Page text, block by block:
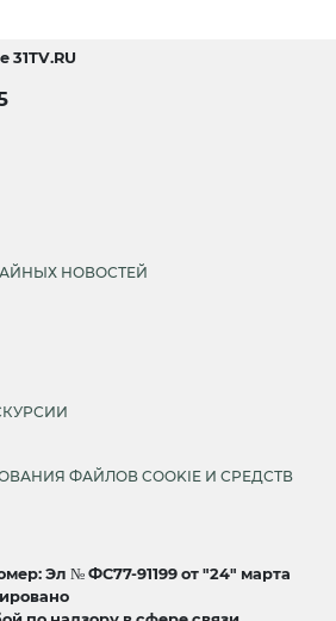
31TV.RU
НОВОСТЕЙ
ФАЙЛОВ COOKIE И СРЕДСТВ
Эл № ФС77-91199 от "24" марта